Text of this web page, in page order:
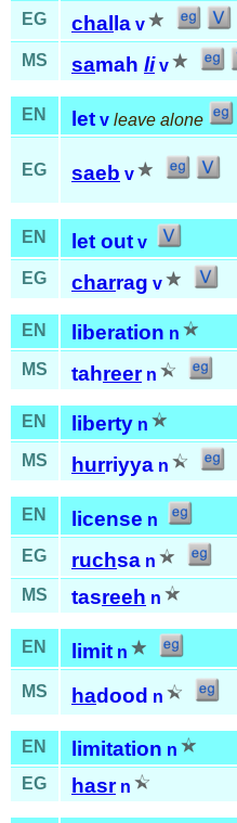
EG
chal la v
MS samah li v
EN let v leave alone
EG saeb v
EN let out v
EG
charrag v
EN liberation n
MS
tahreer n
EN liberty n
MS
hurriyya n
EN license n
EG
ruchsa n
MS tasreeh n
EN limit n
MS hadood n
EN limitation n
EG
hasr n